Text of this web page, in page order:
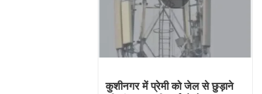
कुशीनगर में प्रेमी को जेल से छुड़ाने